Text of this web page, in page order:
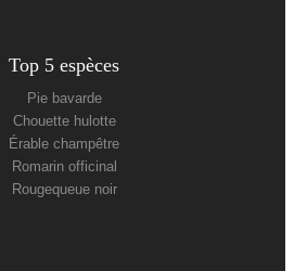
Top 5 espèces
Pie bavarde
Chouette hulotte
Érable champêtre
Romarin officinal
Rougequeue noir